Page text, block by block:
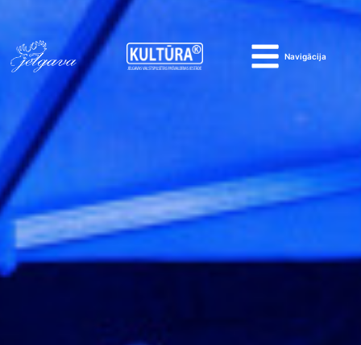
Navigācija